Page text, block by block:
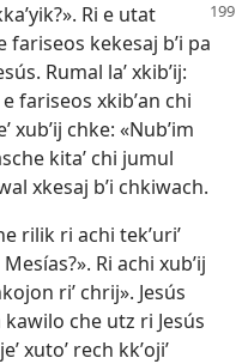
Ri e utat
fariseos kekesaj bʼi pa
Rumal laʼ xkibʼij:
e fariseos xkibʼan chi
xubʼij chke: «Nubʼim
kitaʼ chi jumul
xkesaj bʼi chkiwach.
rilik ri achi tekʼuriʼ
Ri achi xubʼij
riʼ chrij». Jesús
kawilo che utz ri Jesús
xutoʼ rech kkʼojiʼ